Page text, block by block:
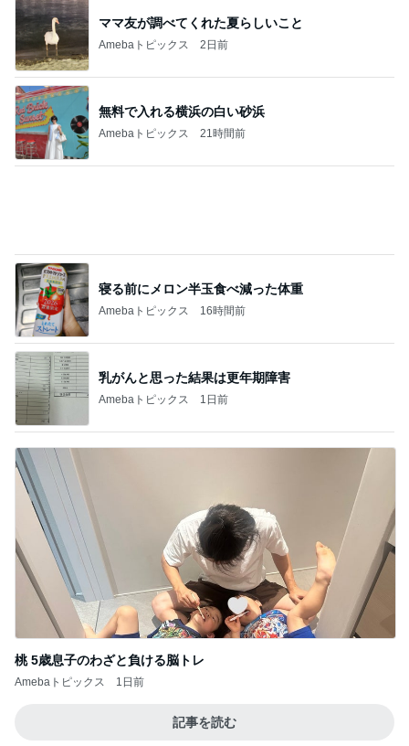
ママ友が調べてくれた夏らしいこと
Amebaトピックス 2日前
無料で入れる横浜の白い砂浜
Amebaトピックス 21時間前
乳がんと思った結果は更年期障害
Amebaトピックス 1日前
桃 5歳息子のわざと負ける脳トレ
Amebaトピックス 1日前
記事を読む
Amebaトピックス 10時間前